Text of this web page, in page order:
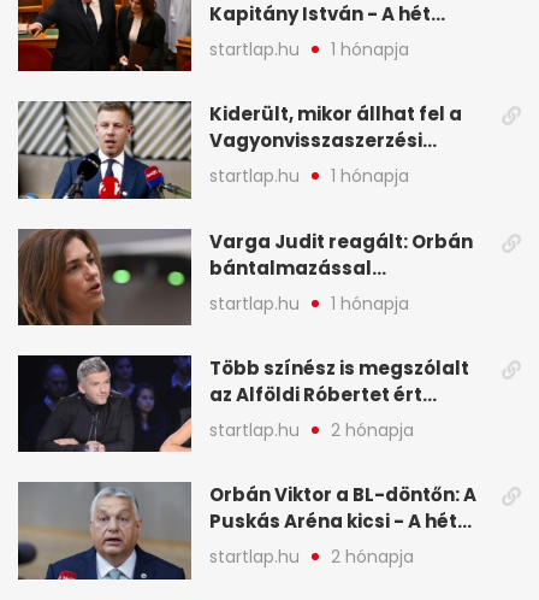
Kapitány István - A hét
legfontosabb hírei
képekben
startlap.hu 1 hónapja
Kiderült, mikor állhat fel a
Vagyonvisszaszerzési
Hivatal - A hét legfontosabb
hírei képekben
startlap.hu 1 hónapja
Varga Judit reagált: Orbán
bántalmazással
kapcsolatban emlegette - A
hét legfontosabb hírei
startlap.hu 1 hónapja
Több színész is megszólalt
az Alföldi Róbertet ért
vádakról - A hét
legfontosabb hírei
startlap.hu 2 hónapja
Orbán Viktor a BL-döntőn: A
Puskás Aréna kicsi - A hét
legfontosabb hírei képeken
startlap.hu 2 hónapja